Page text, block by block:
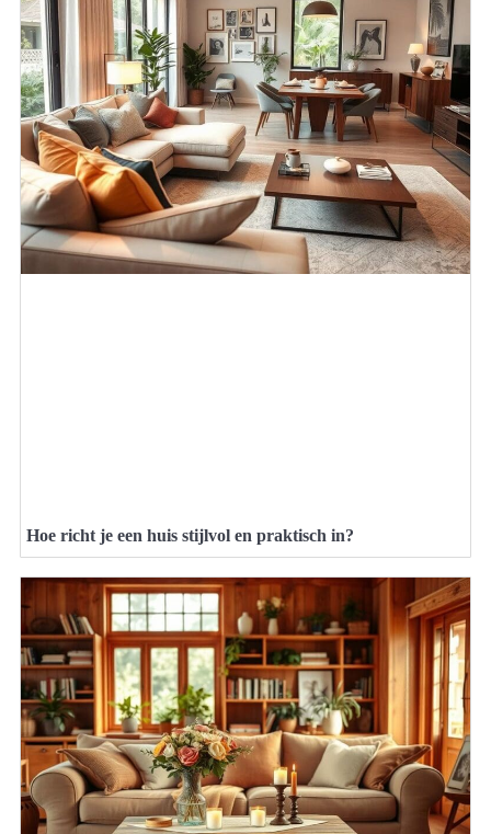
Hoe richt je een huis stijlvol en praktisch in?